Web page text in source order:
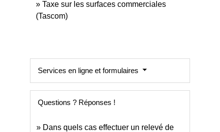
Taxe sur les surfaces commerciales
(Tascom)
Services en ligne et formulaires
Questions ? Réponses !
Dans quels cas effectuer un relevé de